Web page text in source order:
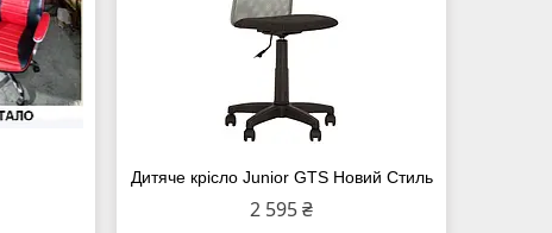
Дитяче крісло Junior GTS Новий Стиль
2 595 ₴